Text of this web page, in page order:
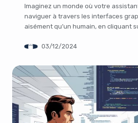
Imaginez un monde où votre
naviguer à travers les interfaces
aisément qu’un humain, en cliquant
applications. Ce futur est plus proche
domaine des agents d’interface
propulsés par […]
03/12/2024